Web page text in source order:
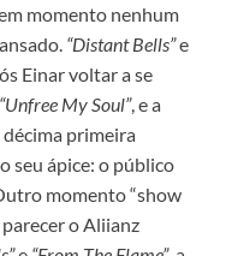
momento nenhum
“Distant Bells”e
Einar voltar a se
“Unfree My Soul”, e a
décima primeira
seu ápice: o público
momento “show
o Aliianz